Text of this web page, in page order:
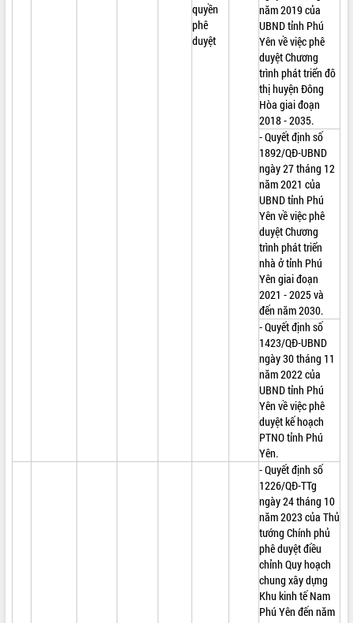
quyền
phê
duyệt
năm 2019 của
UBND tỉnh Phú
Yên về việc phê
duyệt Chương
trình phát triển đô
thị huyện Đông
Hòa giai đoạn
2018 - 2035.
- Quyết định số
1892/QĐ-UBND
ngày 27 tháng 12
năm 2021 của
UBND tỉnh Phú
Yên về việc phê
duyệt Chương
trình phát triển
nhà ở tỉnh Phú
Yên giai đoạn
2021 - 2025 và
đến năm 2030.
- Quyết định số
1423/QĐ-UBND
ngày 30 tháng 11
năm 2022 của
UBND tỉnh Phú
Yên về việc phê
duyệt kế hoạch
PTNO tỉnh Phú
Yên.
- Quyết định số
1226/QĐ-TTg
ngày 24 tháng 10
năm 2023 của Thủ
tướng Chính phủ
phê duyệt điều
chỉnh Quy hoạch
chung xây dựng
Khu kinh tế Nam
Phú Yên đến năm